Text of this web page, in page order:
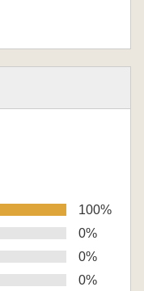
100%
0%
0%
0%